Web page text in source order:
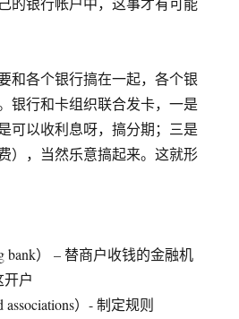
和各个银行搞在一起，各个银
银行和卡组织联合发卡，一是
可以收利息呀，搞分期；三是
），当然乐意搞起来。这就形
bank） – 替商户收钱的金融机
户
）- 制定规则